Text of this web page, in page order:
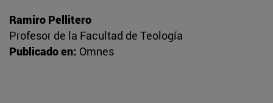
Ramiro Pellitero
Profesor de la Facultad de Teología
Publicado en: Omnes